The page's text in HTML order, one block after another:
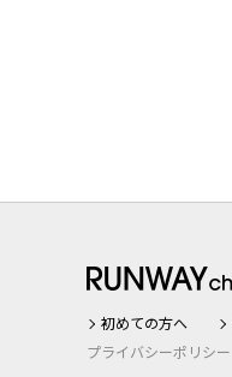
初めての方へ
プライバシーポリシー